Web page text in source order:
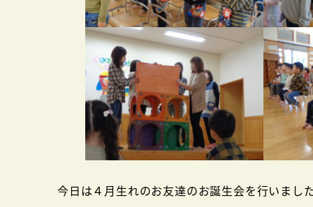
今日は４月生れのお友達のお誕生会を行いまし